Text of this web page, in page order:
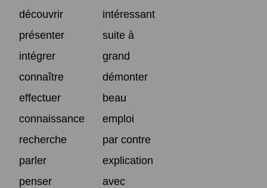
découvrir
intéressant
présenter
suite à
intégrer
grand
connaître
démonter
effectuer
beau
connaissance
emploi
recherche
par contre
parler
explication
penser
avec